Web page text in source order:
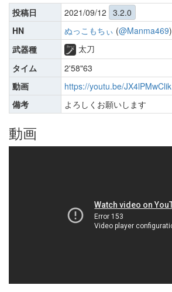
投稿日 2021/09/12 3.2.0
HN
ぬっこもちぃ (@Manma469)
武器種
太刀
タイム
2'58"63
動画
https://youtu.be/JX4lPMwClik
備考
よろしくお願いします
動画